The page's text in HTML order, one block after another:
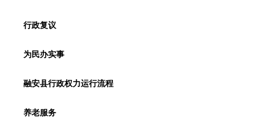
行政复议
为民办实事
融安县行政权力运行流程
养老服务